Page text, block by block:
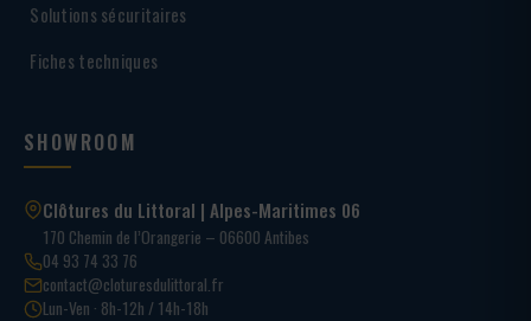
Solutions sécuritaires
Fiches techniques
SHOWROOM
Clôtures du Littoral | Alpes-Maritimes 06
170 Chemin de l’Orangerie – 06600 Antibes
04 93 74 33 76
contact@cloturesdulittoral.fr
Lun-Ven · 8h-12h / 14h-18h